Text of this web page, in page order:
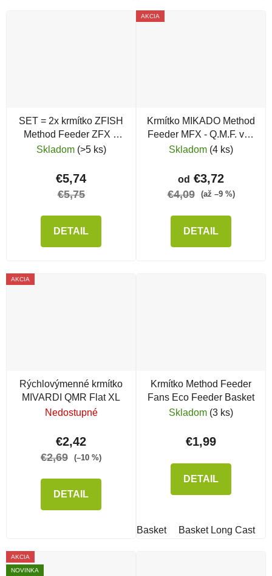
SET = 2x krmítko ZFISH
Method Feeder ZFX +
silikónová forma
Skladom (>5 ks)
€5,74
€5,75
DETAIL
AKCIA
Krmítko MIKADO Method
Feeder MFX - Q.M.F. veľ.
L
Skladom (4 ks)
od €3,72
€4,09 (až –9 %)
DETAIL
AKCIA
Rýchlovýmenné krmítko
MIVARDI QMR Flat XL
Nedostupné
€2,42
€2,69 (–10 %)
DETAIL
Krmítko Method Feeder
Fans Eco Feeder Basket
Skladom (3 ks)
€1,99
DETAIL
Basket Basket Long Cast
AKCIA
NOVINKA